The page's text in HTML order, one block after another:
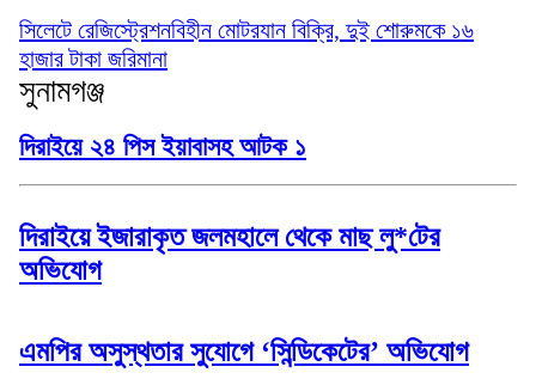
সিলেটে রেজিস্ট্রেশনবিহীন মোটরযান বিক্রি, দুই শোরুমকে ১৬
হাজার টাকা জরিমানা
সুনামগঞ্জ
দিরাইয়ে ২৪ পিস ইয়াবাসহ আটক ১
দিরাইয়ে ইজারাকৃত জলমহালে থেকে মাছ লু*টের
অভিযোগ
এমপির অসুস্থতার সুযোগে ‘সিন্ডিকেটের’ অভিযোগ